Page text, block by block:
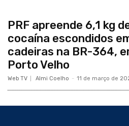
PRF apreende 6,1 kg
cocaína escondidos
cadeiras na BR-364,
Porto Velho
Web TV Almi Coelho - 11 de março de